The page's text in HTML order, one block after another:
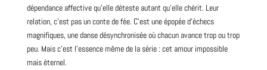
dépendance affective qu’elle déteste autant qu’elle chérit. Leur
relation, c’est pas un conte de fée. C’est une épopée d’échecs
magnifiques, une danse désynchronisée où chacun avance trop ou trop
peu. Mais c’est l’essence même de la série : cet amour impossible
mais éternel.